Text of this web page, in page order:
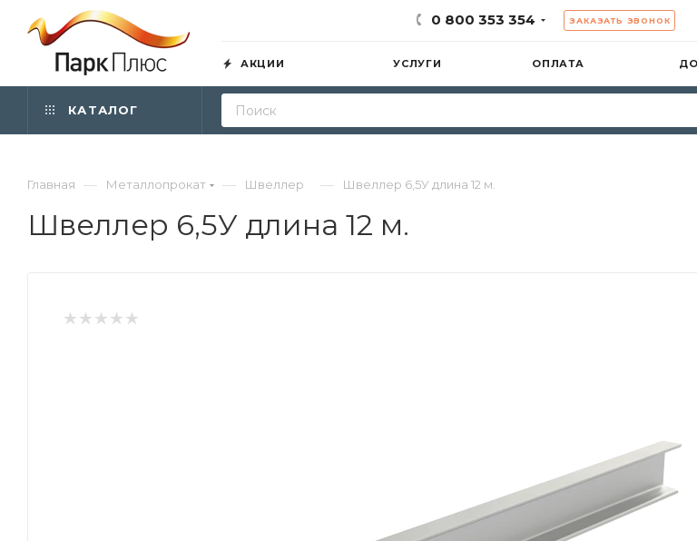
0 800 353 354 ЗАКАЗАТЬ ЗВОНОК
АКЦИИ УСЛУГИ ОПЛАТА
КАТАЛОГ
Главная — Металлопрокат — Швеллер — Швеллер 6,5У длина 12 м.
Швеллер 6,5У длина 12 м.